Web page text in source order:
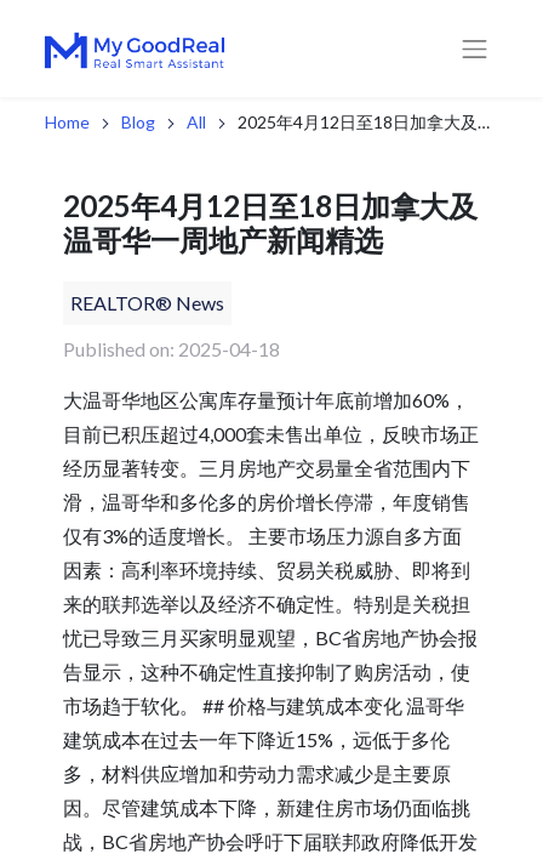
Home Blog All 2025年4月12日至18日加拿大及温哥华一周地产新闻精选
2025年4月12日至18日加拿大及
温哥华一周地产新闻精选
REALTOR® News
Published on: 2025-04-18
大温哥华地区公寓库存量预计年底前增加60%，
目前已积压超过4,000套未售出单位，反映市场正
经历显著转变。三月房地产交易量全省范围内下
滑，温哥华和多伦多的房价增长停滞，年度销售
仅有3%的适度增长。 主要市场压力源自多方面
因素：高利率环境持续、贸易关税威胁、即将到
来的联邦选举以及经济不确定性。特别是关税担
忧已导致三月买家明显观望，BC省房地产协会报
告显示，这种不确定性直接抑制了购房活动，使
市场趋于软化。 ## 价格与建筑成本变化 温哥华
建筑成本在过去一年下降近15%，远低于多伦
多，材料供应增加和劳动力需求减少是主要原
因。尽管建筑成本下降，新建住房市场仍面临挑
战，BC省房地产协会呼吁下届联邦政府降低开发